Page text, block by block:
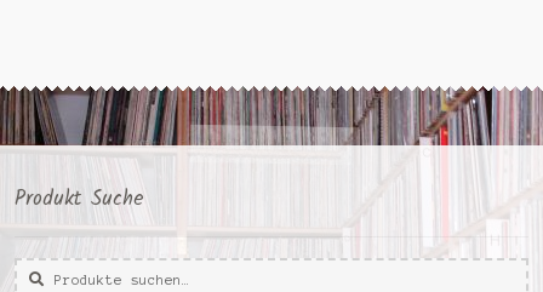
Produkt Suche
Suche
Suche